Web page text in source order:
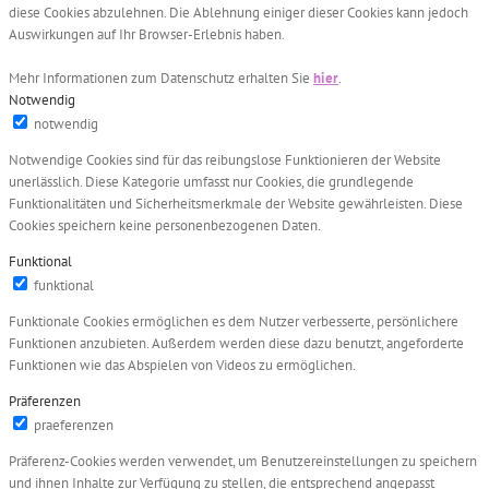
diese Cookies abzulehnen. Die Ablehnung einiger dieser Cookies kann jedoch
Auswirkungen auf Ihr Browser-Erlebnis haben.
Mehr Informationen zum Datenschutz erhalten Sie hier.
Notwendig
notwendig
Notwendige Cookies sind für das reibungslose Funktionieren der Website
unerlässlich. Diese Kategorie umfasst nur Cookies, die grundlegende
Funktionalitäten und Sicherheitsmerkmale der Website gewährleisten. Diese
Cookies speichern keine personenbezogenen Daten.
Funktional
funktional
Funktionale Cookies ermöglichen es dem Nutzer verbesserte, persönlichere
Funktionen anzubieten. Außerdem werden diese dazu benutzt, angeforderte
Funktionen wie das Abspielen von Videos zu ermöglichen.
Präferenzen
praeferenzen
Präferenz-Cookies werden verwendet, um Benutzereinstellungen zu speichern
und ihnen Inhalte zur Verfügung zu stellen, die entsprechend angepasst